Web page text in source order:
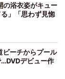
の浴衣姿がキュー
」「思わず見惚
ーチからプール
デビュー作